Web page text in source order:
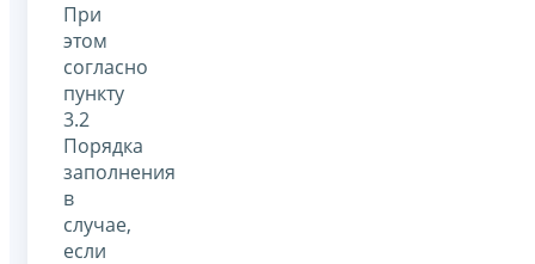
При
этом
согласно
пункту
3.2
Порядка
заполнения
в
случае,
если